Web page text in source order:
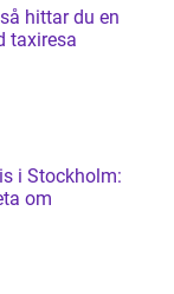
taxiresa
i Stockholm:
om